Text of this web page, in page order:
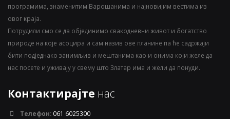
програмима, знаменитим Варошанима и најновијим вестима из
овог краја.
Потрудили смо се да објединимо свакодневни живот и богатство
природе на које асоцира и сам назив ове планине па ће садржаји
бити подједнако занимљив и мештанима као и онима који желе да
нас посете и уживају у свему што Златар има и жели да понуди.
Контактирајте нас
Телефон: 061 6025300